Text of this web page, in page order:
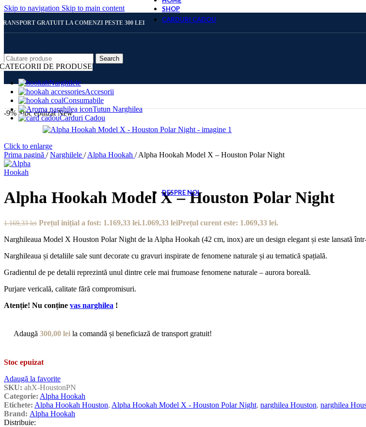
Skip to navigation Skip to main content
GRATUIT LA COMENZI PESTE 300 LEI
Search
CATEGORII DE PRODUSE
Narghilele
Accesorii
Consumabile
Tutun Narghilea
Carduri Cadou
SHOP
CARDURI CADOU
CARD CADOU 500 LEI
DESPRE NOI
-9% Stoc epuizat New
Click to enlarge
Prima pagină / Narghilele / Alpha Hookah / Alpha Hookah Model X – Houston Polar Night
Alpha Hookah Model X – Houston Polar Night
1.169,33lei Prețul inițial a fost: 1.169,33 lei.1.069,33 leiPrețul curent este: 1.069,33 lei.
Narghileaua Model X Houston Polar Night de la Alpha Hookah (42 cm, inox) are un design elegant și este lansată
Narghileaua și detaliile sale sunt decorate cu gravuri inspirate de fenomene naturale și au tematică spațială.
Gradientul de pe detalii reprezintă unul dintre cele mai frumoase fenomene naturale – aurora boreală.
Purjare vericală, calitate fără compromisuri.
Atenție! Nu conține vas narghilea !
Adaugă 300,00 lei la comandă și beneficiază de transport gratuit!
Stoc epuizat
Adaugă la favorite
SKU: ahX-HoustonPN
Categorie: Alpha Hookah
Etichete: Alpha Hookah Houston, Alpha Hookah Model X - Houston Polar Night, narghilea Houston, narghilea
Brand: Alpha Hookah
Distribuie: